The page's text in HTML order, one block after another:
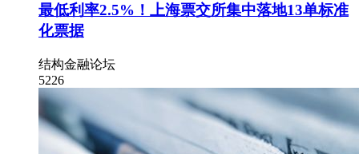
最低利率2.5%！上海票交所集中落地13单标准
化票据
结构金融论坛
5226